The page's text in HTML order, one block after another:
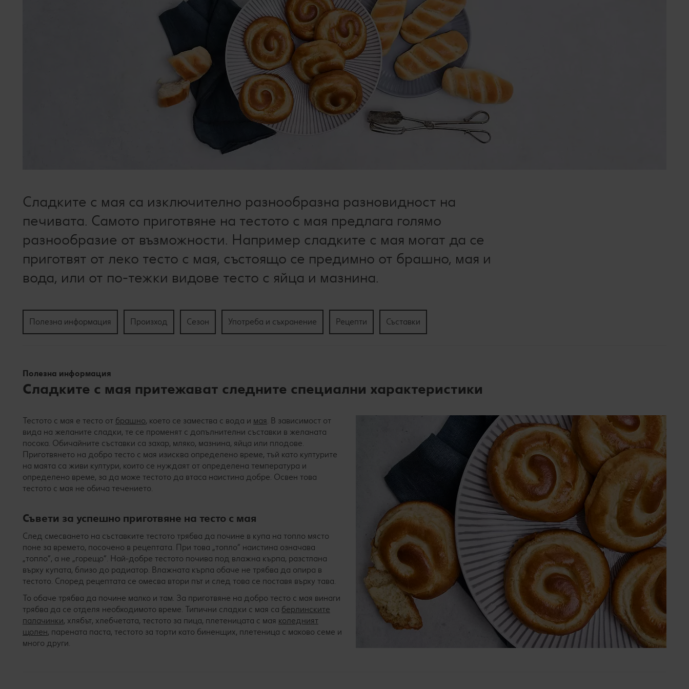
Сладките с мая са изключително разнообразна разновидност на
печивата. Самото приготвяне на тестото с мая предлага голямо
разнообразие от възможности. Например сладките с мая могат да се
приготвят от леко тесто с мая, състоящо се предимно от брашно, мая и
вода, или от по-тежки видове тесто с яйца и мазнина.
Полезна информация Произход Сезон Употреба и съхранение Рецепти Съставки
Полезна информация
Сладките с мая притежават следните специални характеристики
Тестото с мая е тесто от брашно, което се замества с вода и мая. В зависимост от
вида на желаните сладки, те се променят с допълнителни съставки в желаната
посока. Обичайните съставки са захар, мляко, мазнина, яйца или плодове.
Приготвянето на добро тесто с мая изисква определено време, тъй като културите
на маята са живи култури, които се нуждаят от определена температура и
определено време, за да може тестото да втаса наистина добре. Освен това
тестото с мая не обича течението.
Съвети за успешно приготвяне на тесто с мая
След смесването на съставките тестото трябва да почине в купа на топло място
поне за времето, посочено в рецептата. При това „топло“ наистина означава
„топло“, а не „горещо“. Най-добре тестото почива под влажна кърпа, разстлана
върху купата, близо до радиатор. Влажната кърпа обаче не трябва да опира в
тестото. Според рецептата се омесва втори път и след това се поставя върху тава.
То обаче трябва да почине малко и там. За приготвяне на добро тесто с мая винаги
трябва да се отделя необходимото време. Типични сладки с мая са берлинските
палачинки, хлябът, хлебчетата, тестото за пица, плетеницата с мая коледният
щолен, парената паста, тестото за торти като биненщих, плетеница с маково семе и
много други.